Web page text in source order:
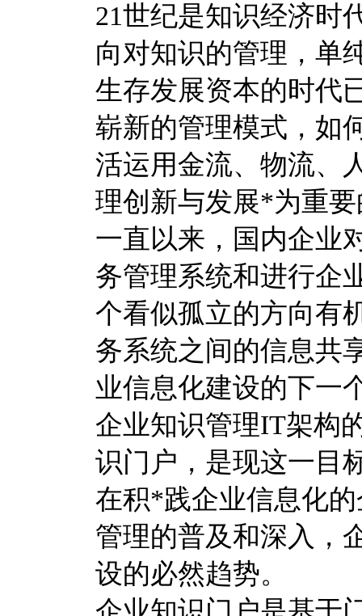
21世纪是知识经济时
向对知识的管理，单
生存发展资本的时代
崭新的管理模式，如
活运用金流、物流、
理创新与发展*为重
一直以来，国内企业
务管理系统和进行企
个看似孤立的方向有
务系统之间的信息共
业信息化建设的下一
企业知识管理IT架构
识门户，是现这一目
在积*践企业信息化
管理的普及和深入，
设的必然趋势。